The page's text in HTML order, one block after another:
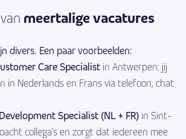
meertalige vacatures
divers. Een paar voorbeelden:
Care Specialist in Antwerpen: jij
in Nederlands en Frans via telefoon, chat
Specialist (NL + FR) in Sint-
collega’s en zorgt dat iedereen mee